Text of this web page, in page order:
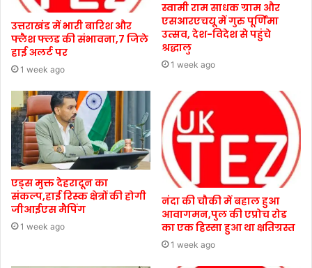
उत्तराखंड में भारी बारिश और
फ्लैश फ्लड की संभावना,7 जिले
हाई अलर्ट पर
1 week ago
स्वामी राम साधक ग्राम और
एसआरएचयू में गुरु पूर्णिमा
उत्सव, देश-विदेश से पहुंचे
श्रद्धालु
1 week ago
एड्स मुक्त देहरादून का
संकल्प,हाई रिस्क क्षेत्रों की होगी
जीआईएस मैपिंग
1 week ago
नंदा की चौकी में बहाल हुआ
आवागमन,पुल की एप्रोच रोड
का एक हिस्सा हुआ था क्षतिग्रस्त
1 week ago